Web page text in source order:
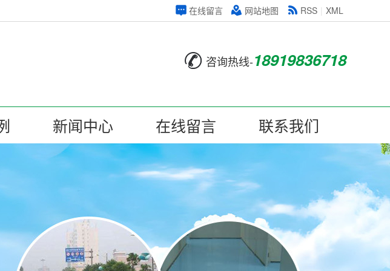
在线留言 网站地图 RSS XML
咨询热线-18919836718
新闻中心 在线留言 联系我们